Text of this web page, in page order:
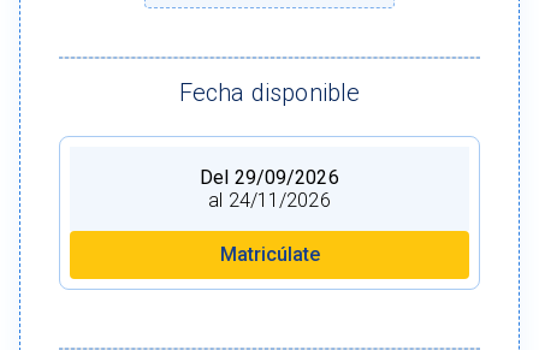
Fecha disponible
Del 29/09/2026
al 24/11/2026
Matricúlate